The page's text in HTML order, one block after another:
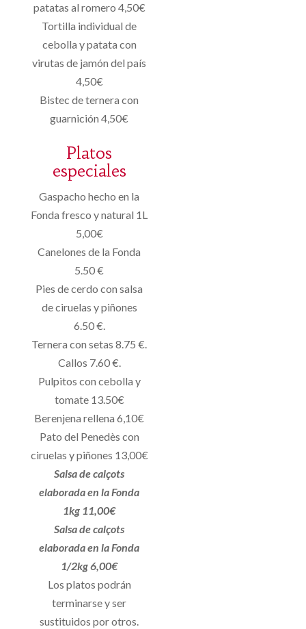
patatas al romero 4,50€
Tortilla individual de
cebolla y patata con
virutas de jamón del país
4,50€
Bistec de ternera con
guarnición 4,50€
Platos
especiales
Gaspacho hecho en la
Fonda fresco y natural 1L
5,00€
Canelones de la Fonda
5.50 €
Pies de cerdo con salsa
de ciruelas y piñones
6.50 €.
Ternera con setas 8.75 €.
Callos 7.60 €.
Pulpitos con cebolla y
tomate 13.50€
Berenjena rellena 6,10€
Pato del Penedès con
ciruelas y piñones 13,00€
Salsa de calçots
elaborada en la Fonda
1kg 11,00€
Salsa de calçots
elaborada en la Fonda
1/2kg 6,00€
Los platos podrán
terminarse y ser
sustituidos por otros.